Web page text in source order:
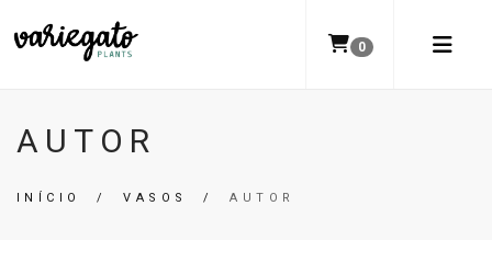
0
AUTOR
INÍCIO /VASOS /AUTOR